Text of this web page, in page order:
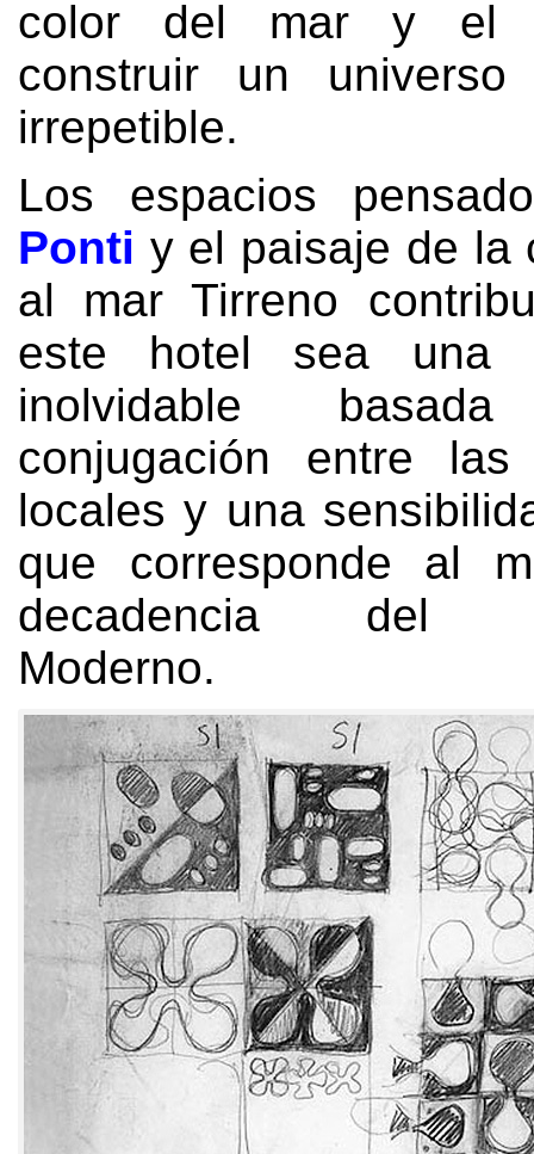
color del mar y el
construir un
irrepetible.
Los espacios
Ponti y el paisaje de la
al mar Tirreno
este hotel sea una
inolvidable
conjugación entre las
locales y una
que corresponde al
decadencia del
Moderno.